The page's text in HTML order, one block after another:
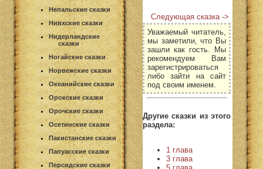
Непальские сказки
Нивхские сказки
Нидерландские
сказки
Ногайские сказки
Норвежские сказки
Океанийские сказки
Орокские сказки
Орочские сказки
Осетинские сказки
Пакистанские сказки
Папуасские сказки
Персидские сказки
Следующая сказка ->
Уважаемый читатель,
мы заметили, что Вы
зашли как гость. Мы
рекомендуем Вам
зарегистрироваться
либо зайти на сайт
под своим именем.
Другие сказки из этого
раздела:
1 глава
3 глава